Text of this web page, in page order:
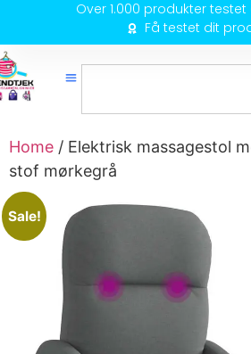
Over 1.000 produkter
Få testet dit
Home / Elektrisk massagestol
stof mørkegrå
Sale!